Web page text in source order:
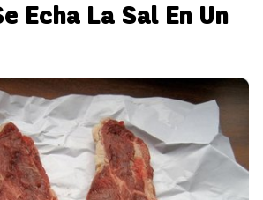
Echa La Sal En Un